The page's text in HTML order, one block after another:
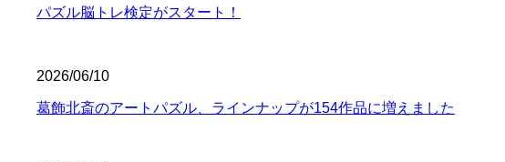
パズル脳トレ検定がスタート！
2026/06/10
葛飾北斎のアートパズル、ラインナップが154作品に増えました